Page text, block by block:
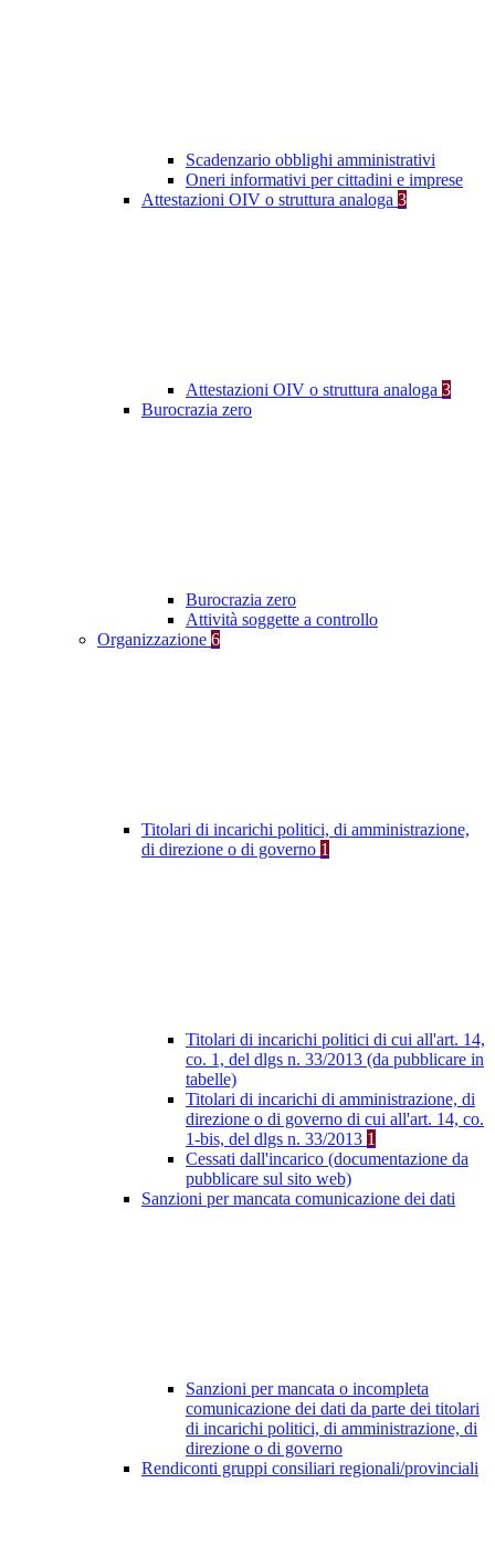
Scadenzario obblighi amministrativi
Oneri informativi per cittadini e imprese
Attestazioni OIV o struttura analoga 3
Attestazioni OIV o struttura analoga 3
Burocrazia zero
Burocrazia zero
Attività soggette a controllo
Organizzazione 6
Titolari di incarichi politici, di amministrazione,
di direzione o di governo 1
Titolari di incarichi politici di cui all'art. 14,
co. 1, del dlgs n. 33/2013 (da pubblicare in
tabelle)
Titolari di incarichi di amministrazione, di
direzione o di governo di cui all'art. 14, co.
1-bis, del dlgs n. 33/2013 1
Cessati dall'incarico (documentazione da
pubblicare sul sito web)
Sanzioni per mancata comunicazione dei dati
Sanzioni per mancata o incompleta
comunicazione dei dati da parte dei titolari
di incarichi politici, di amministrazione, di
direzione o di governo
Rendiconti gruppi consiliari regionali/provinciali